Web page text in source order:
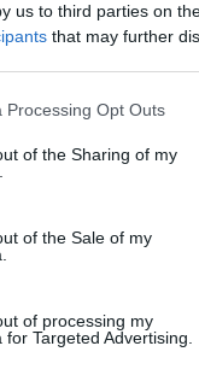
us to third parties on
that may further
Processing Opt Outs
of the Sharing of my
of the Sale of my
of processing my
Targeted Advertising.